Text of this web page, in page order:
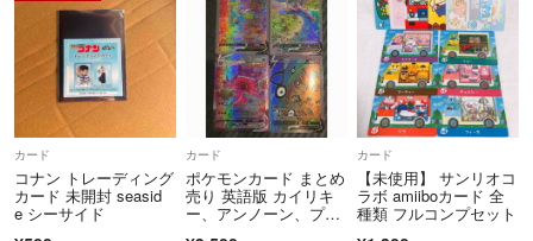
カード
コナン トレーディング
カード 未開封 seasid
e シーサイド
カード
ポケモンカード まとめ
売り 英語版 カイリキ
ー、アンノーン、プテ
カード
【未使用】 サンリオコ
ラボ amiiboカード 全
種類 フルコンプセット